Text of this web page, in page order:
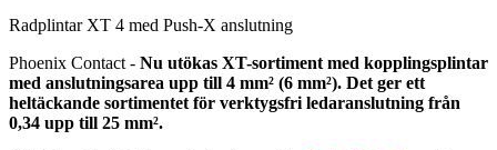
Radplintar XT 4 med Push-X anslutning
Phoenix Contact - Nu utökas XT-sortiment med kopplingsplintar
med anslutningsarea upp till 4 mm² (6 mm²). Det ger ett
heltäckande sortimentet för verktygsfri ledaranslutning från
0,34 upp till 25 mm².